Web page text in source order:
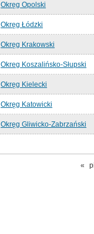
Okręg Opolski
Okręg Łódzki
Okręg Krakowski
Okreg Koszalińsko-Słupski
Okręg Kielecki
Okręg Katowicki
Okręg Gliwicko-Zabrzański
«